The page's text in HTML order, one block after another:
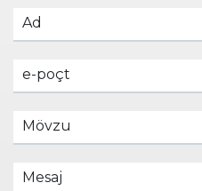
Ad
e-poçt
Mövzu
Mesaj